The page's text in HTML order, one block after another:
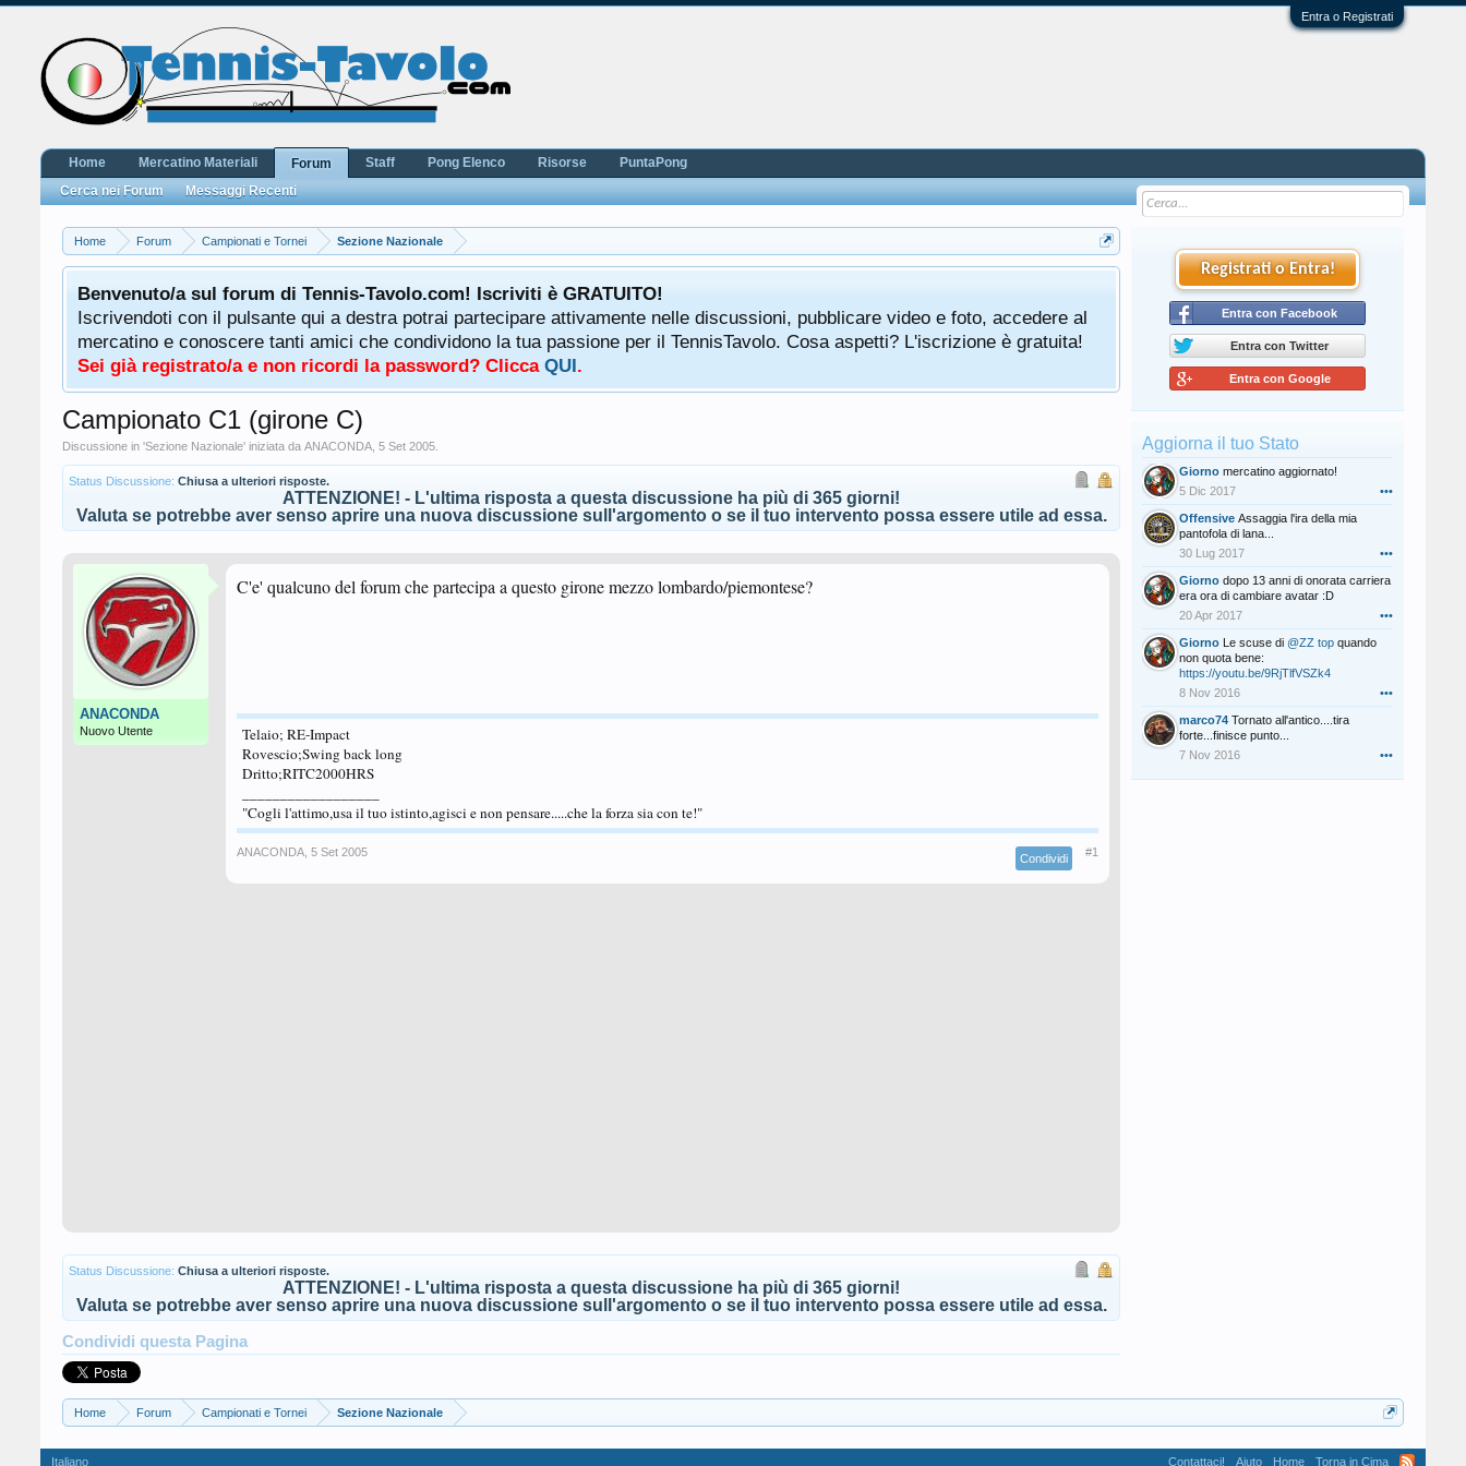
Entra o Registrati
Home Forum Campionati e Tornei Sezione Nazionale
Benvenuto/a sul forum di Tennis-Tavolo.com! Iscriviti è GRATUITO!
Iscrivendoti con il pulsante qui a destra potrai partecipare attivamente nelle discussioni, pubblicare video e foto, accedere al
mercatino e conoscere tanti amici che condividono la tua passione per il TennisTavolo. Cosa aspetti? L'iscrizione è gratuita!
Sei già registrato/a e non ricordi la password? Clicca QUI.
Campionato C1 (girone C)
Discussione in 'Sezione Nazionale' iniziata da ANACONDA 5 Set 2005
Status Discussione: Chiusa a ulteriori risposte.
ATTENZIONE! - L'ultima risposta a questa discussione ha più di 365 giorni!
Valuta se potrebbe aver senso aprire una nuova discussione sull'argomento o se il tuo intervento possa essere utile ad essa.
ANACONDA
Nuovo Utente
C'e' qualcuno del forum che partecipa a questo girone mezzo lombardo/piemontese?
Telaio; RE-Impact
Rovescio;Swing back long
Dritto;RITC2000HRS
"Cogli l'attimo,usa il tuo istinto,agisci e non pensare.....che la forza sia con te!"
ANACONDA 5 Set 2005 Condividi #1
Status Discussione: Chiusa a ulteriori risposte.
ATTENZIONE! - L'ultima risposta a questa discussione ha più di 365 giorni!
Valuta se potrebbe aver senso aprire una nuova discussione sull'argomento o se il tuo intervento possa essere utile ad essa.
Condividi questa Pagina
Registrati o Entra!
Entra con Facebook
Entra con Twitter
Entra con Google
Aggiorna il tuo Stato
Giorno mercatino aggiornato!
5 Dic 2017
•••
Offensive Assaggia l'ira della mia
pantofola di lana...
30 Lug 2017
•••
Giorno dopo 13 anni di onorata carriera
era ora di cambiare avatar :D
20 Apr 2017
•••
Giorno Le scuse di @ZZ top quando
non quota bene:
https://youtu.be/9RjTlfVSZk4
8 Nov 2016
•••
marco74 Tornato all'antico....tira
forte...finisce punto...
7 Nov 2016
•••
Home Forum Campionati e Tornei Sezione Nazionale
Home Mercatino Materiali
Forum
Cerca nei Forum
Messaggi Recenti
Staff Pong Elenco Risorse PuntaPong
Italiano Contattaci! Aiuto Home Torna in Cima